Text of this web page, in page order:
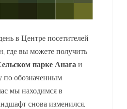
в Центре посетителей
где вы можете получить
парке Анага и
по обозначенным
мы находимся в
снова изменился.